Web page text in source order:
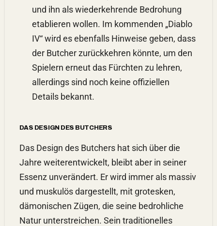
und ihn als wiederkehrende Bedrohung
etablieren wollen. Im kommenden „Diablo
IV“ wird es ebenfalls Hinweise geben, dass
der Butcher zurückkehren könnte, um den
Spielern erneut das Fürchten zu lehren,
allerdings sind noch keine offiziellen
Details bekannt.
DAS DESIGN DES BUTCHERS
Das Design des Butchers hat sich über die
Jahre weiterentwickelt, bleibt aber in seiner
Essenz unverändert. Er wird immer als massiv
und muskulös dargestellt, mit grotesken,
dämonischen Zügen, die seine bedrohliche
Natur unterstreichen. Sein traditionelles